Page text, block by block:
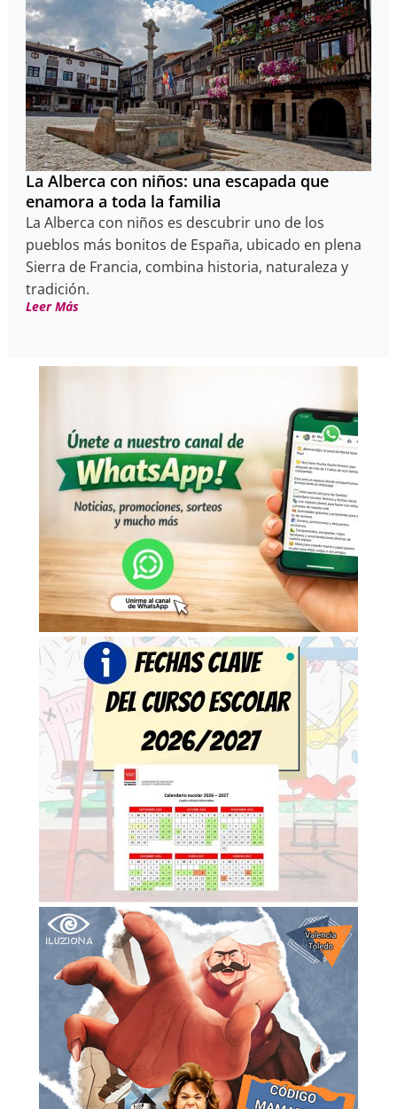
La Alberca con niños: una escapada que
enamora a toda la familia
La Alberca con niños es descubrir uno de los
pueblos más bonitos de España, ubicado en plena
Sierra de Francia, combina historia, naturaleza y
tradición.
Leer Más